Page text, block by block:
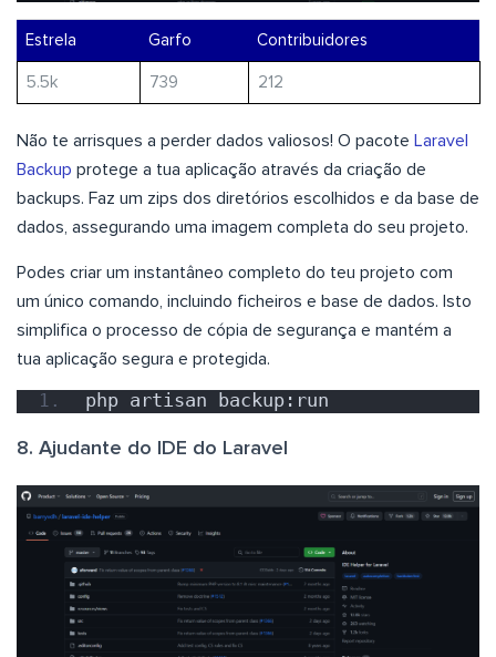
Estrela Garfo Contribuidores
5.5k 739 212
Não te arrisques a perder dados valiosos! O pacote Laravel
Backup protege a tua aplicação através da criação de
backups. Faz um zips dos diretórios escolhidos e da base de
dados, assegurando uma imagem completa do seu projeto.
Podes criar um instantâneo completo do teu projeto com
um único comando, incluindo ficheiros e base de dados. Isto
simplifica o processo de cópia de segurança e mantém a
tua aplicação segura e protegida.
php artisan backup:run
8. Ajudante do IDE do Laravel